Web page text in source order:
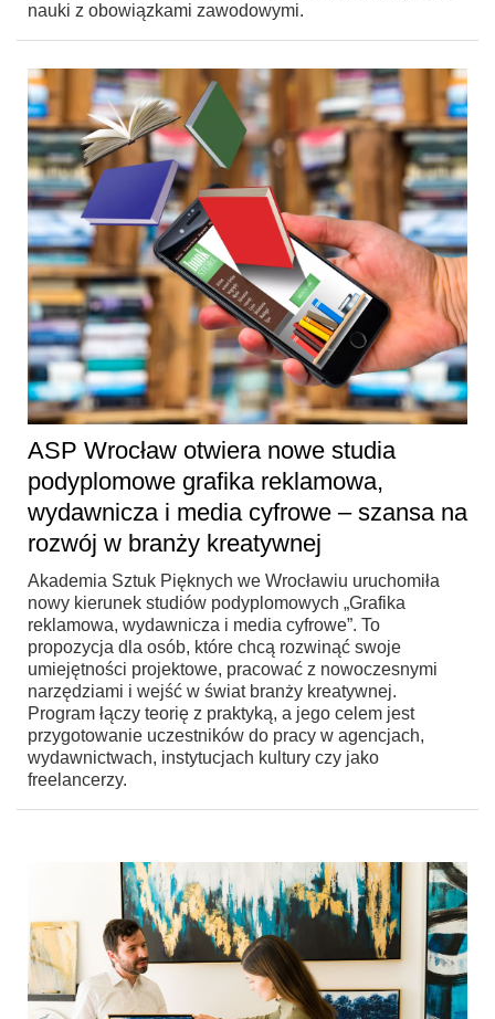
nauki z obowiązkami zawodowymi.
ASP Wrocław otwiera nowe studia
podyplomowe grafika reklamowa,
wydawnicza i media cyfrowe – szansa na
rozwój w branży kreatywnej
Akademia Sztuk Pięknych we Wrocławiu uruchomiła
nowy kierunek studiów podyplomowych „Grafika
reklamowa, wydawnicza i media cyfrowe”. To
propozycja dla osób, które chcą rozwinąć swoje
umiejętności projektowe, pracować z nowoczesnymi
narzędziami i wejść w świat branży kreatywnej.
Program łączy teorię z praktyką, a jego celem jest
przygotowanie uczestników do pracy w agencjach,
wydawnictwach, instytucjach kultury czy jako
freelancerzy.